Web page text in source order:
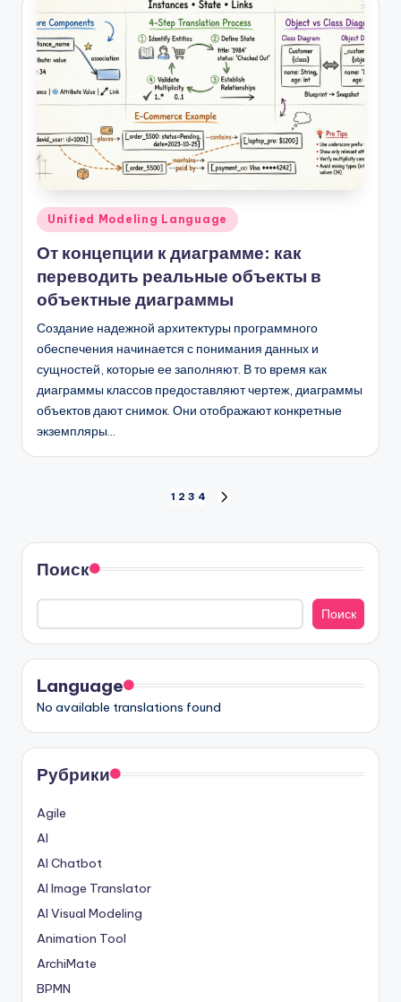
Опубликовано
Unified Modeling Language
От концепции к диаграмме: как
переводить реальные объекты в
объектные диаграммы
Создание надежной архитектуры программного
обеспечения начинается с понимания данных и
сущностей, которые ее заполняют. В то время как
диаграммы классов предоставляют чертеж, диаграммы
объектов дают снимок. Они отображают конкретные
экземпляры…
записей
1 2 3 4
Поиск
Поиск
Language
No available translations found
Рубрики
Agile
AI
AI Chatbot
AI Image Translator
AI Visual Modeling
Animation Tool
ArchiMate
BPMN